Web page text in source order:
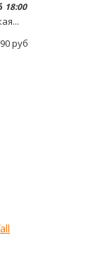
18:00
руб